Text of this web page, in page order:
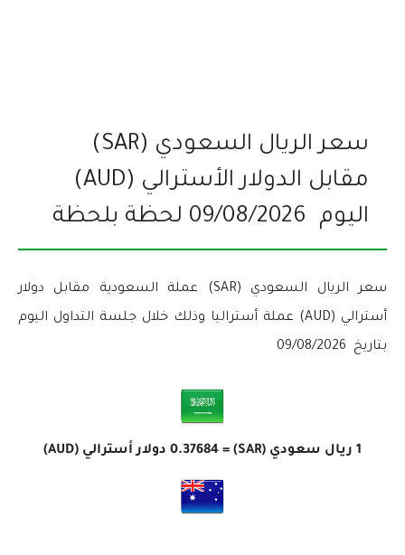
سعر الريال السعودي (SAR)
مقابل الدولار الأسترالي (AUD)
اليوم 09/08/2026 لحظة بلحظة
سعر الريال السعودي (SAR) عملة السعودية مقابل دولار
أسترالي (AUD) عملة أستراليا وذلك خلال جلسة التداول اليوم
بتاريخ 09/08/2026
1 ريال سعودي (SAR) = 0.37684 دولار أسترالي (AUD)